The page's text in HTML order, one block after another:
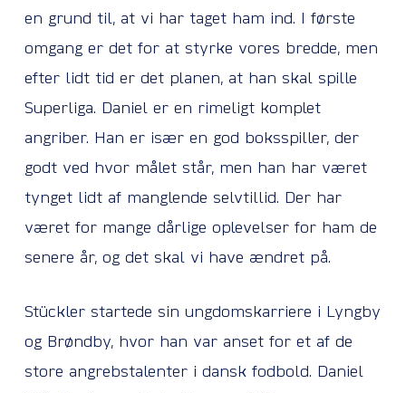
en grund til, at vi har taget ham ind. I første
omgang er det for at styrke vores bredde, men
efter lidt tid er det planen, at han skal spille
Superliga. Daniel er en rimeligt komplet
angriber. Han er især en god boksspiller, der
godt ved hvor målet står, men han har været
tynget lidt af manglende selvtillid. Der har
været for mange dårlige oplevelser for ham de
senere år, og det skal vi have ændret på.
Stückler startede sin ungdomskarriere i Lyngby
og Brøndby, hvor han var anset for et af de
store angrebstalenter i dansk fodbold. Daniel